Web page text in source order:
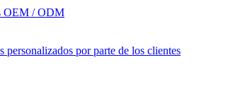
OEM / ODM
personalizados por parte de los clientes